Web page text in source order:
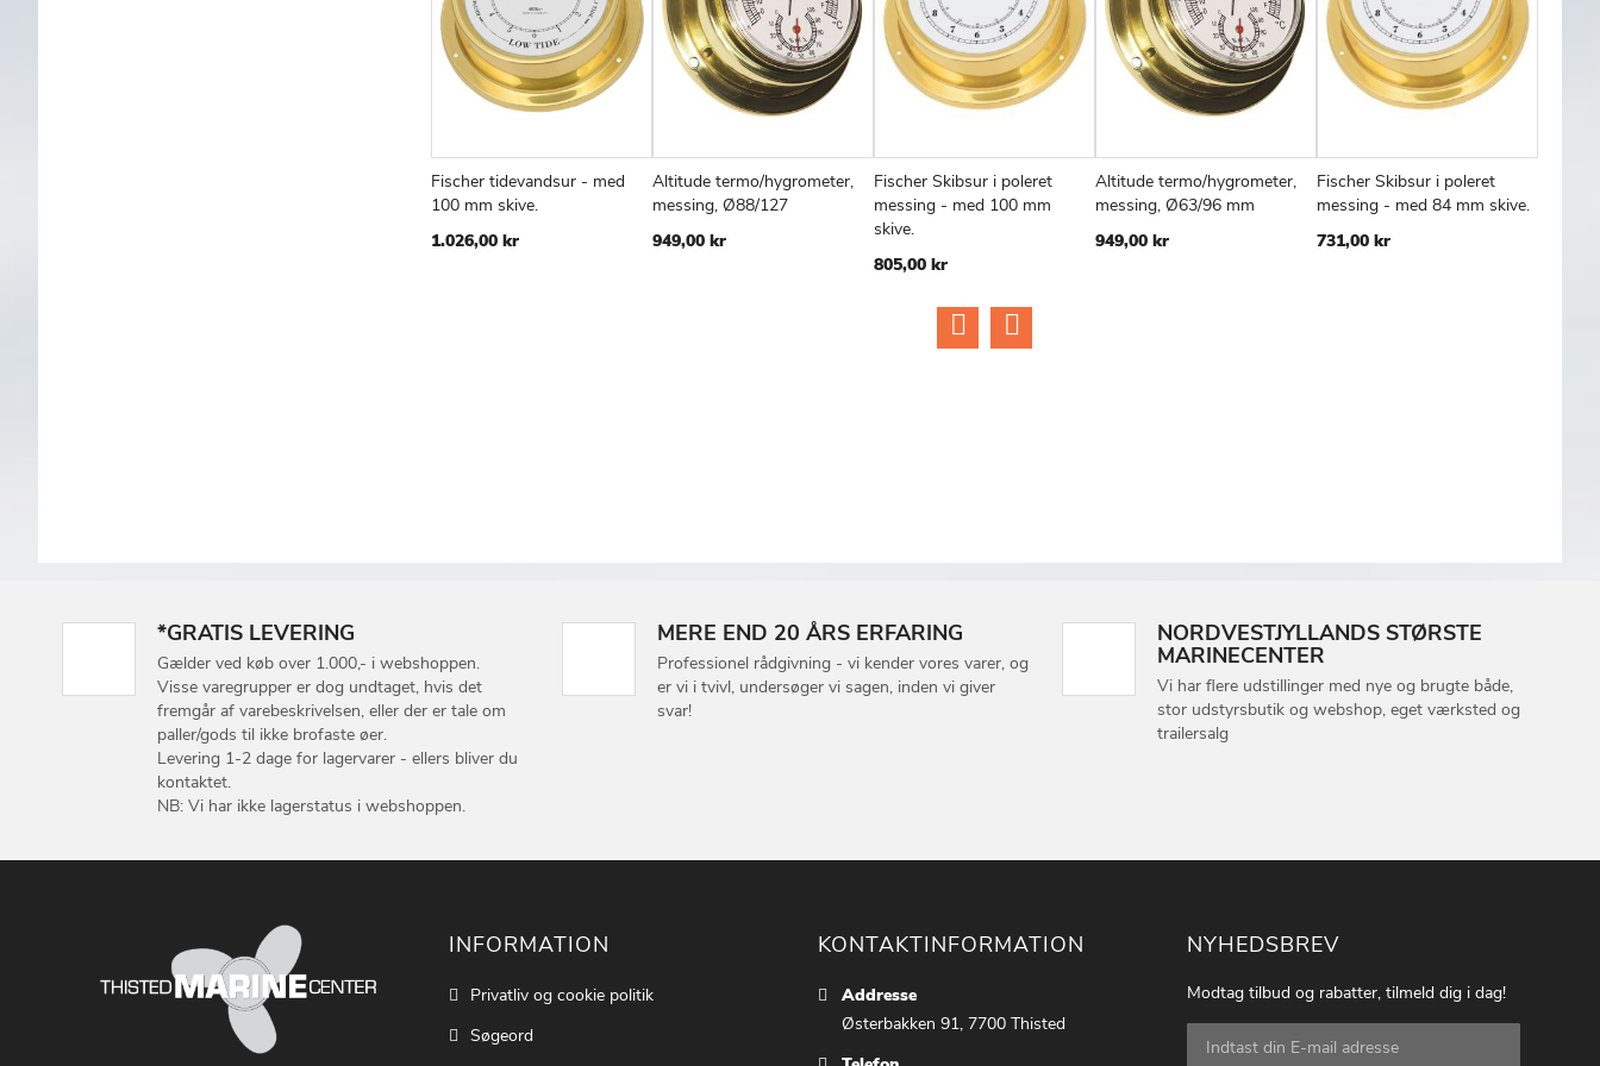
Læg i kurv SAMMENLIGN
Fischer tidevandsur - med
100 mm skive.
1.026,00 kr
Læg i kurv
TILFØJSAMMENLIGN
Altitude termo/hygrometer,
messing, Ø88/127
949,00 kr
Læg i kurv
TILFØJSAMMENLIGN
Fischer Skibsur i poleret
messing - med 100 mm
skive.
805,00 kr
Læg i kurv
TILFØJSAMMENLIGN
Altitude termo/hygrometer,
messing, Ø63/96 mm
949,00 kr
Læg i kurv
TILFØJ
Fischer Skibsur i poleret
messing - med 84 mm skive.
731,00 kr
*GRATIS LEVERING
Gælder ved køb over 1.000,- i webshoppen.
Visse varegrupper er dog undtaget, hvis det
fremgår af varebeskrivelsen, eller der er tale om
paller/gods til ikke brofaste øer.
Levering 1-2 dage for lagervarer - ellers bliver du
kontaktet.
NB: Vi har ikke lagerstatus i webshoppen.
MERE END 20 ÅRS ERFARING
Professionel rådgivning - vi kender vores varer, og
er vi i tvivl, undersøger vi sagen, inden vi giver
svar!
NORDVESTJYLLANDS STØRSTE
MARINECENTER
Vi har flere udstillinger med nye og brugte både,
stor udstyrsbutik og webshop, eget værksted og
trailersalg
INFORMATION
Privatliv og cookie politik
Søgeord
KONTAKTINFORMATION
Addresse
Østerbakken 91, 7700 Thisted
NYHEDSBREV
Modtag tilbud og rabatter, tilmeld dig i dag!
Tilmeld
dig